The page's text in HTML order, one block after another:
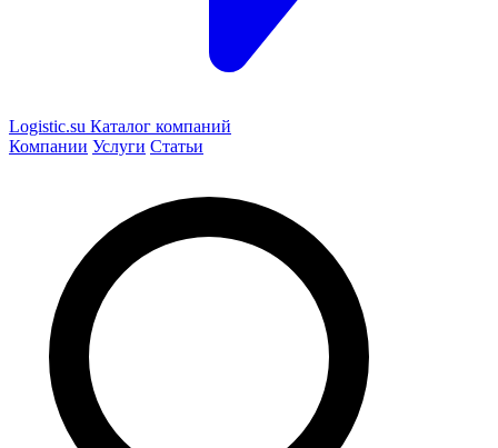
Logistic.su Каталог компаний
Компании Услуги Статьи